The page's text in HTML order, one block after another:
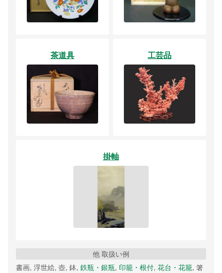
茶道具 工芸品
掛軸
他 取扱い例
書画, 浮世絵, 壺, 鉢, 鉄瓶・銀瓶, 印籠・根付, 花台・花籠, 箸